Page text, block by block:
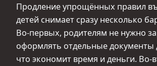
Продление упрощённых правил
детей снимает сразу несколько
Во‑первых, родителям не нужно
оформлять отдельные документы
что экономит время и деньги.